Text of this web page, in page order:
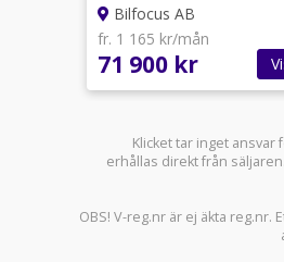
Bilfocus AB
fr. 1 165 kr/mån
71 900 kr
Klicket tar inget
erhållas direkt från
OBS! V-reg.nr är ej äkta